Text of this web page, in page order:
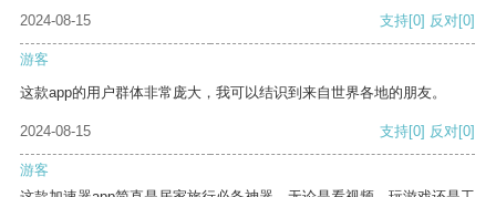
2024-08-15 支持[0] 反对[0]
游客
这款app的用户群体非常庞大，我可以结识到来自世界各地的朋友。
2024-08-15 支持[0] 反对[0]
游客